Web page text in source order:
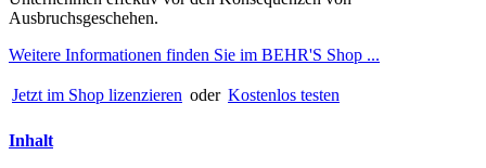
Ausbruchsgeschehen.
Weitere Informationen finden Sie im BEHR'S Shop ...
Jetzt im Shop lizenzieren oder Kostenlos testen
Inhalt